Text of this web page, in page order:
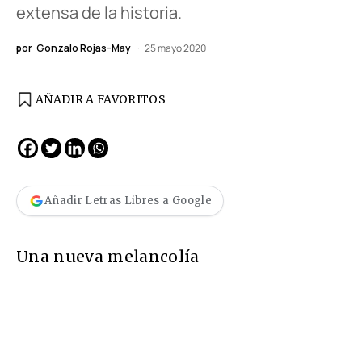
extensa de la historia.
por Gonzalo Rojas-May 25 mayo 2020
AÑADIR A FAVORITOS
Añadir Letras Libres a Google
Una nueva melancolía